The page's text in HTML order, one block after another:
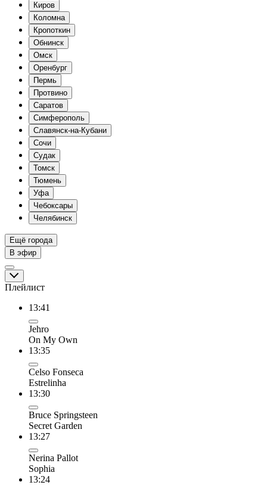
Киров
Коломна
Кропоткин
Обнинск
Омск
Оренбург
Пермь
Протвино
Саратов
Симферополь
Славянск-на-Кубани
Сочи
Судак
Томск
Тюмень
Уфа
Чебоксары
Челябинск
Ещё города
В эфир
Плейлист
13:41
Jehro
On My Own
13:35
Celso Fonseca
Estrelinha
13:30
Bruce Springsteen
Secret Garden
13:27
Nerina Pallot
Sophia
13:24